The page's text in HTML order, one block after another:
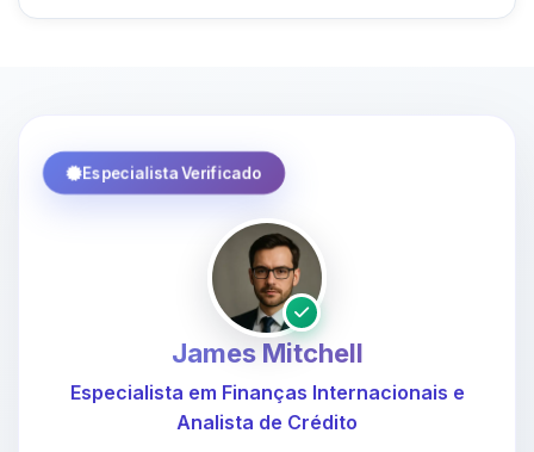
Especialista Verificado
James Mitchell
Especialista em Finanças Internacionais e
Analista de Crédito